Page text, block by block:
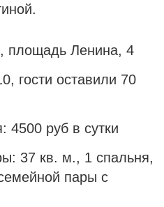
площадь Ленина, 4
гости оставили 70
4500 руб в сутки
37 кв. м., 1 спальня,
пары с